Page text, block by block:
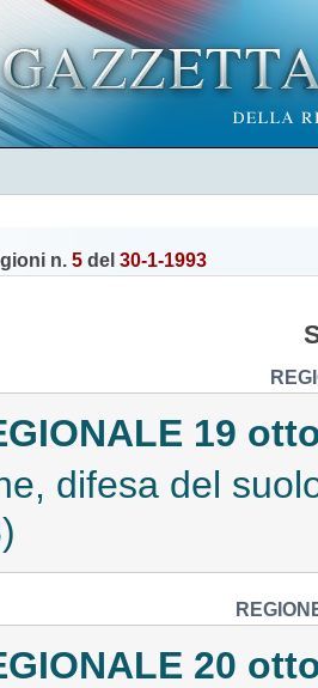
n. 5 del 30-1-1993
19
difesa del
20